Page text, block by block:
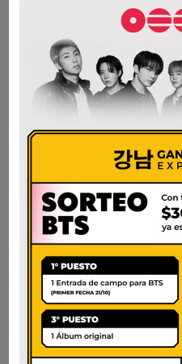
SESAMO LATA 1LT
66.000
AÑADIR AL CARRITO